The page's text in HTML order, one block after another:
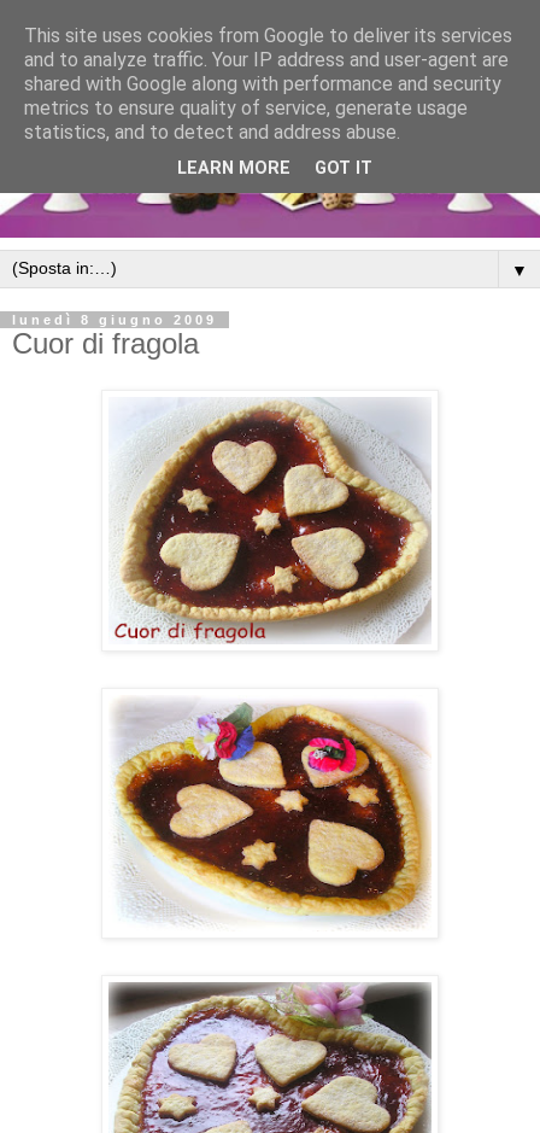
▼
lunedì 8 giugno 2009
Cuor di fragola
This site uses cookies from Google to deliver its services
and to analyze traffic. Your IP address and user-agent are
shared with Google along with performance and security
metrics to ensure quality of service, generate usage
statistics, and to detect and address abuse.
LEARN MORE GOT IT